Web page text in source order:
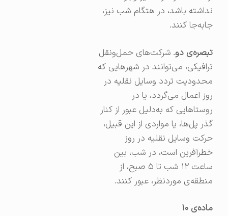
نداشته باشد، در هتگام شب نیز،
جابه‌جا کنند.
تبصره‌ی دوـ شرکت‌های حمل‌ونقل
ترافیکی، می‌توانند در شهرهایی که
محدودیت تردد وسایل نقلیه در
روز اعمال می‌گردد، یا در
روستاهایی که به‌دلیل عبور از کنار
گذر پل‌ها، یا مواردی از این قبیل،
حرکت وسایل نقلیه در روز
خطرآفرین است، در شب، بین
ساعت ۱۲ شب تا ۵ صبح، از
منطقه‌ی موردنظر، عبور کنند.
ماده‌ی۱۰